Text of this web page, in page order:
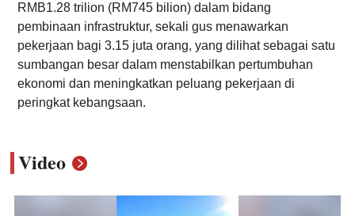
RMB1.28 trilion (RM745 bilion) dalam bidang
pembinaan infrastruktur, sekali gus menawarkan
pekerjaan bagi 3.15 juta orang, yang dilihat sebagai satu
sumbangan besar dalam menstabilkan pertumbuhan
ekonomi dan meningkatkan peluang pekerjaan di
peringkat kebangsaan.
Video